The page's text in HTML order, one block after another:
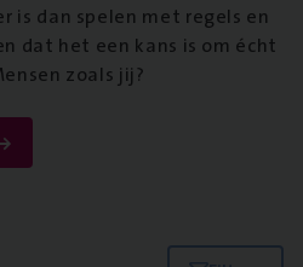
is dan spelen met regels en
dat het een kans is om écht
zoals jij?